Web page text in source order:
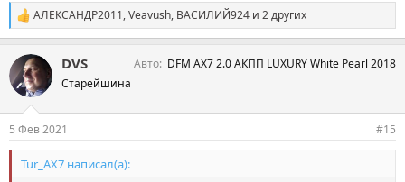
С
и
п
а
т
АЛЕКСАНДР2011,Veavush, ВАСИЛИЙ924 и 2 других
DVS
Старейшина
Авто DFM AX7 2.0 АКПП LUXURY White Pearl 2018
5 Фев 2021 #15
Tur_AX7 написал(а):